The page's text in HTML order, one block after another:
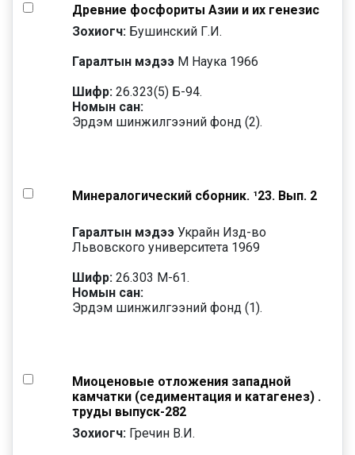
Древние фосфориты Азии и их генезис
Зохиогч: Бушинский Г.И.
Гаралтын мэдээ M Наука 1966
Шифр: 26.323(5) Б-94.
Номын сан:
Эрдэм шинжилгээний фонд (2).
Минералогический сборник. ¹23. Вып. 2
Гаралтын мэдээ Украйн Изд-во
Львовского университета 1969
Шифр: 26.303 М-61.
Номын сан:
Эрдэм шинжилгээний фонд (1).
Миоценовые отложения западной
камчатки (седиментация и катагенез) .
труды выпуск-282
Зохиогч: Гречин В.И.